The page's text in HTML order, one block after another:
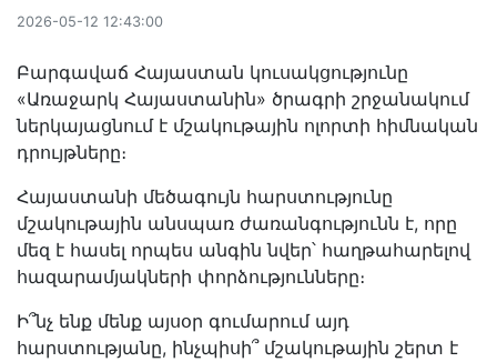
2026-05-12 12:43:00
Բարգավաճ Հայաստան կուսակցությունը
«Առաջարկ Հայաստանին» ծրագրի շրջանակում
ներկայացնում է մշակութային ոլորտի հիմնական
դրույթները։
Հայաստանի մեծագույն հարստությունը
մշակութային անսպառ ժառանգությունն է, որը
մեզ է հասել որպես անգին նվեր՝ հաղթահարելով
հազարամյակների փորձությունները։
Ի՞նչ ենք մենք այսօր գումարում այդ
հարստությանը, ինչպիսի՞ մշակութային շերտ է